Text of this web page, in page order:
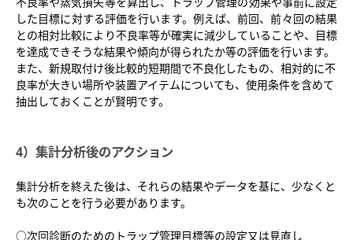
した目標に対する評価を行います。例えば、前回、前々回の結果
との相対比較により不良率等が確実に減少していることや、目標
を達成できそうな結果や傾向が得られたか等の評価を行います。
また、新規取付け後比較的短期間で不良化したもの、相対的に不
良率が大きい場所や装置アイテムについても、使用条件を含めて
抽出しておくことが賢明です。
4）集計分析後のアクション
集計分析を終えた後は、それらの結果やデータを基に、少なくと
も次のことを行う必要があります。
○次回診断のためのトラップ管理目標等の設定又は見直し